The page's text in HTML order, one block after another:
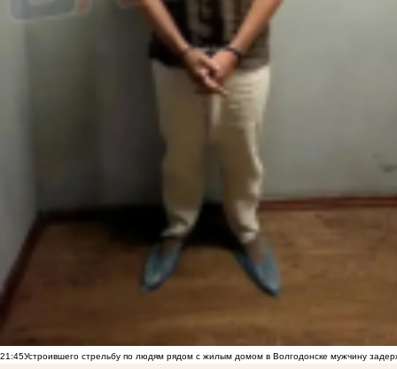
21:45Устроившего стрельбу по людям рядом с жилым домом в Волгодонске мужчину